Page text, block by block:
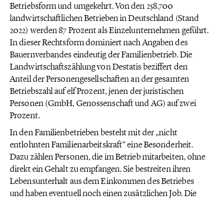
Betriebsform und umgekehrt. Von den 258.700
landwirtschaftlichen Betrieben in Deutschland (Stand
2022) werden 87 Prozent als Einzelunternehmen geführt.
In dieser Rechtsform dominiert nach Angaben des
Bauernverbandes eindeutig der Familienbetrieb. Die
Landwirtschaftszählung von Destatis beziffert den
Anteil der Personengesellschaften an der gesamten
Betriebszahl auf elf Prozent, jenen der juristischen
Personen (GmbH, Genossenschaft und AG) auf zwei
Prozent.
In den Familienbetrieben besteht mit der „nicht
entlohnten Familienarbeitskraft“ eine Besonderheit.
Dazu zählen Personen, die im Betrieb mitarbeiten, ohne
direkt ein Gehalt zu empfangen. Sie bestreiten ihren
Lebensunterhalt aus dem Einkommen des Betriebes
und haben eventuell noch einen zusätzlichen Job. Die